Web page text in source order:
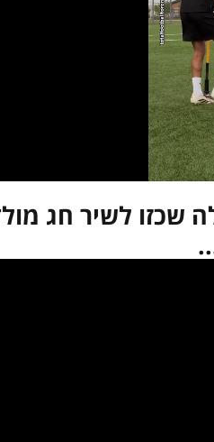
שכזו לשיר חג